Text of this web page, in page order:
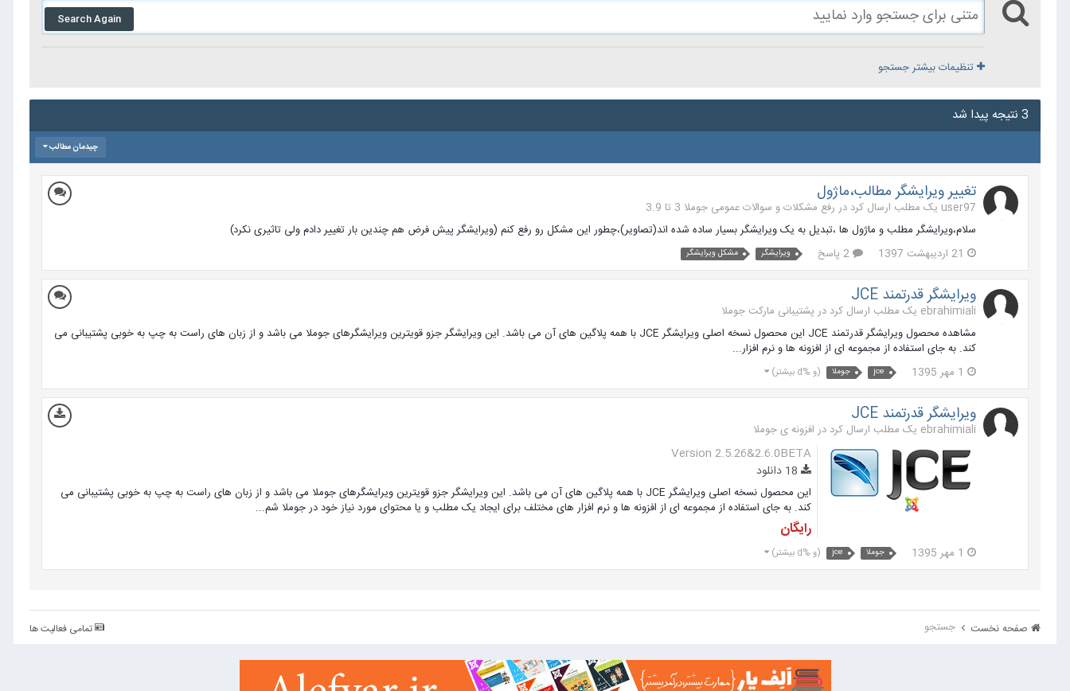
Search Again
تنظیمات بیشتر جستجو
3 نتیجه پیدا شد
چیدمان مطالب
تغییر ویرایشگر مطالب،ماژول
user97 یک مطلب ارسال کرد در
رفع مشکلات و سوالات عمومی جوملا 3 تا 3.9
سلام،ویرایشگر مطلب و ماژول ها ،تبدیل به یک ویرایشگر بسیار ساده شده اند(تصاویر)،چطور این مشکل رو رفع کنم (ویرایشگر پیش فرض هم چندین بار تغییر دادم ولی تاثیری نکرد)
21 اردیبهشت 1397
ویرایشگر مشکل ویرایشگر
ویرایشگر قدرتمند JCE
ebrahimiali یک مطلب ارسال کرد در
پشتیبانی مارکت جوملا
مشاهده محصول ویرایشگر قدرتمند JCE این محصول نسخه اصلی ویرایشگر JCE با همه پلاگین های آن می باشد. این ویرایشگر جزو قویترین ویرایشگرهای جوملا می باشد و از زبان های راست به چپ به خوبی پشتیبانی می
کند. به جای استفاده از مجموعه ای از افزونه ها و نرم افزار...
1 مهر 1395
jce جوملا (و %d بیشتر)
ویرایشگر قدرتمند JCE
ebrahimiali یک مطلب ارسال کرد در افزونه ی جوملا
Version 2.5.26&2.6.0BETA
این محصول نسخه اصلی ویرایشگر JCE با همه پلاگین های آن می باشد. این ویرایشگر جزو قویترین ویرایشگرهای جوملا می باشد و از زبان های راست به چپ به خوبی پشتیبانی می
کند. به جای استفاده از مجموعه ای از افزونه ها و نرم افزار های مختلف برای ایجاد یک مطلب و یا محتوای مورد نیاز خود در جوملا شم...
رایگان
1 مهر 1395 جوملا jce (و %d بیشتر)
تمامی فعالیت ها صفحه نخست جستجو